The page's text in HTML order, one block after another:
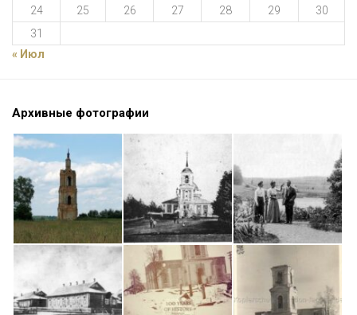
24
25 26 27 28 29
30
31
« Июл
Архивные фотографии